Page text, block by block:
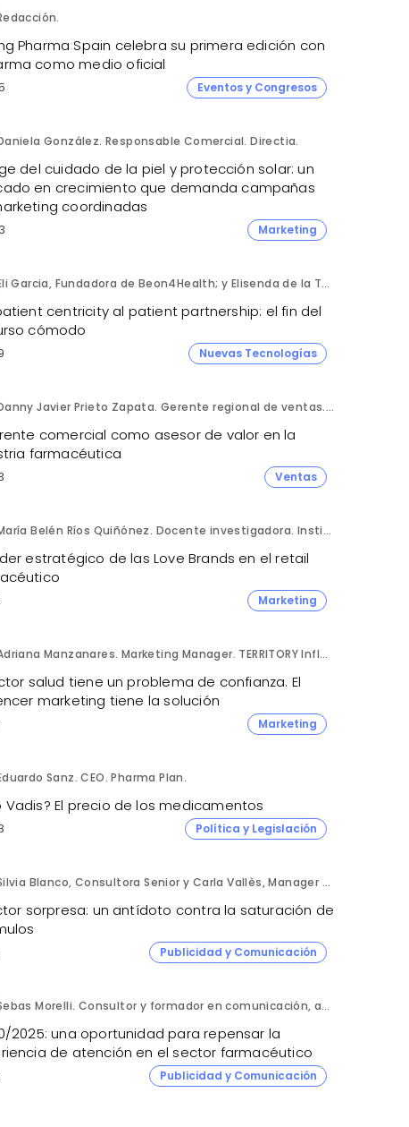
Pharma Spain celebra su primera edición con
como medio oficial
Eventos y Congresos
González. Responsable Comercial. Directia.
del cuidado de la piel y protección solar: un
en crecimiento que demanda campañas
coordinadas
Marketing
Eli Garcia, Fundadora de Beon4Health; y Elisenda de la Torre, Fundadora de Asociación de paciente 360 y Patient Advocate.
centricity al patient partnership: el fin del
cómodo
Nuevas Tecnologías
Danny Javier Prieto Zapata. Gerente regional de ventas. Fresenius Kabi Ecuador.
comercial como asesor de valor en la
farmacéutica
Ventas
María Belén Ríos Quiñónez. Docente investigadora. Instituto Superior Tecnológico Cordillera (Ecuador).
estratégico de las Love Brands en el retail
Marketing
Adriana Manzanares. Marketing Manager. TERRITORY Influence.
salud tiene un problema de confianza. El
marketing tiene la solución
Marketing
Sanz. CEO. Pharma Plan.
Vadis? El precio de los medicamentos
Política y Legislación
Silvia Blanco, Consultora Senior y Carla Vallès, Manager Senior. ANIMA.
sorpresa: un antídoto contra la saturación de
Publicidad y Comunicación
Sebas Morelli. Consultor y formador en comunicación, atención al cliente, liderazgo y ventas.
2025: una oportunidad para repensar la
de atención en el sector farmacéutico
Publicidad y Comunicación